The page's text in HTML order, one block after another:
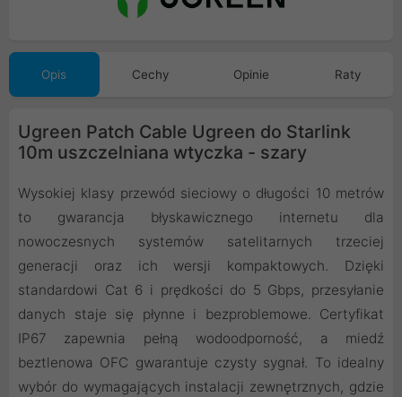
Opis Cechy Opinie Raty
Ugreen Patch Cable Ugreen do Starlink
10m uszczelniana wtyczka - szary
Wysokiej klasy przewód sieciowy o długości 10 metrów
to gwarancja błyskawicznego internetu dla
nowoczesnych systemów satelitarnych trzeciej
generacji oraz ich wersji kompaktowych. Dzięki
standardowi Cat 6 i prędkości do 5 Gbps, przesyłanie
danych staje się płynne i bezproblemowe. Certyfikat
IP67 zapewnia pełną wodoodporność, a miedź
beztlenowa OFC gwarantuje czysty sygnał. To idealny
wybór do wymagających instalacji zewnętrznych, gdzie